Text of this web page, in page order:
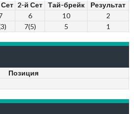
2-й Сет Тай-брейк
Результат
6 10
2
7(5) 5 1
Позиция